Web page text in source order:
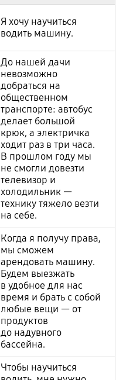
Я хочу научиться
водить машину.
До нашей дачи
невозможно
добраться на
общественном
транспорте: автобус
делает большой
крюк, а электричка
ходит раз в три часа.
В прошлом году мы
не смогли довезти
телевизор и
холодильник —
технику тяжело везти
на себе.
Когда я получу права,
мы сможем
арендовать машину.
Будем выезжать
в удобное для нас
время и брать с собой
любые вещи — от
продуктов
до надувного
бассейна.
Чтобы научиться